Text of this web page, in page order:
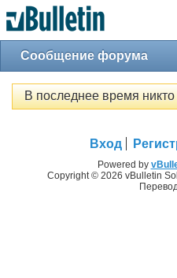
Сообщение форума
В последнее время
Вход
Powered by
Copyright © 2026 vBulletin